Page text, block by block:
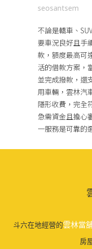
seosantsem
不論是轎車、
要車況良好且手
款，額度最高可
活的借款方案，
並完成撥款，還
用車輛，雲林汽
隱形收費，完全
急需資金且擔心
一服務是可靠的
斗六在地經營的雲林當
房